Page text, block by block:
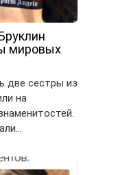
мировых
две сестры из
на